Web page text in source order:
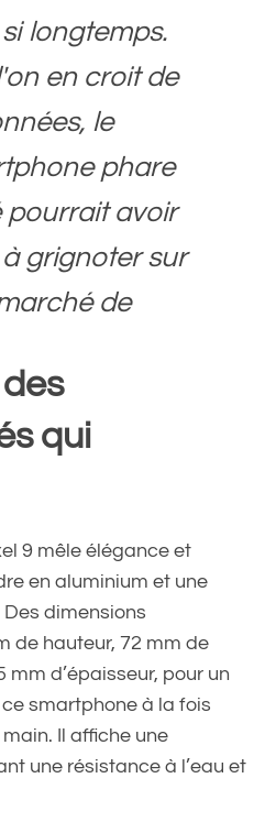
longtemps.
en croit de
le
phare
pourrait avoir
grignoter sur
de
2024
qui
9 mêle élégance et
en aluminium et une
dimensions
de hauteur, 72 mm de
mm d’épaisseur, pour un
smartphone à la fois
Il affiche une
une résistance à l’eau et